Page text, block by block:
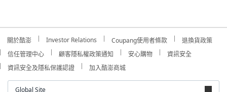
關於酷澎 Investor Relations Coupang使用者條款
退換貨政策
信任管理中心
顧客隱私權政策通知 安心購物
資訊安全
資訊安全及隱私保護認證
加入酷澎商城
Global Site